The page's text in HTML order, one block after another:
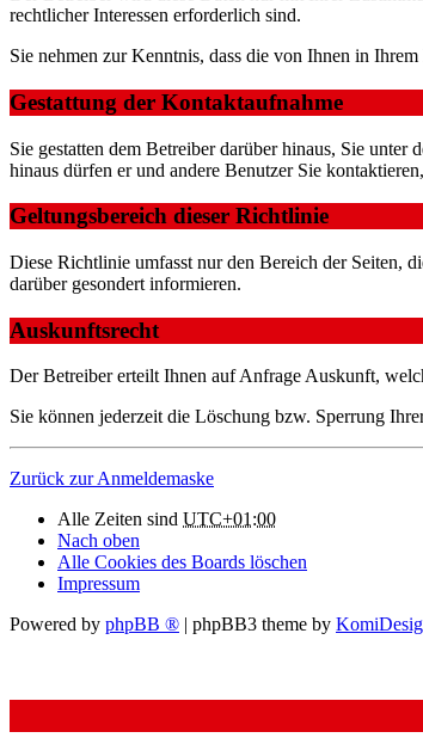
rechtlicher Interessen erforderlich sind.
Sie nehmen zur Kenntnis, dass die von Ihnen in
Gestattung der Kontaktaufnahme
Sie gestatten dem Betreiber darüber hinaus, Sie
hinaus dürfen er und andere Benutzer Sie
Geltungsbereich dieser Richtlinie
Diese Richtlinie umfasst nur den Bereich der Seiten,
darüber gesondert informieren.
Auskunftsrecht
Der Betreiber erteilt Ihnen auf Anfrage Auskunft,
Sie können jederzeit die Löschung bzw. Sperrung
Zurück zur Anmeldemaske
Alle Zeiten sind UTC+01:00
Nach oben
Alle Cookies des Boards löschen
Impressum
Powered by phpBB ® | phpBB3 theme by